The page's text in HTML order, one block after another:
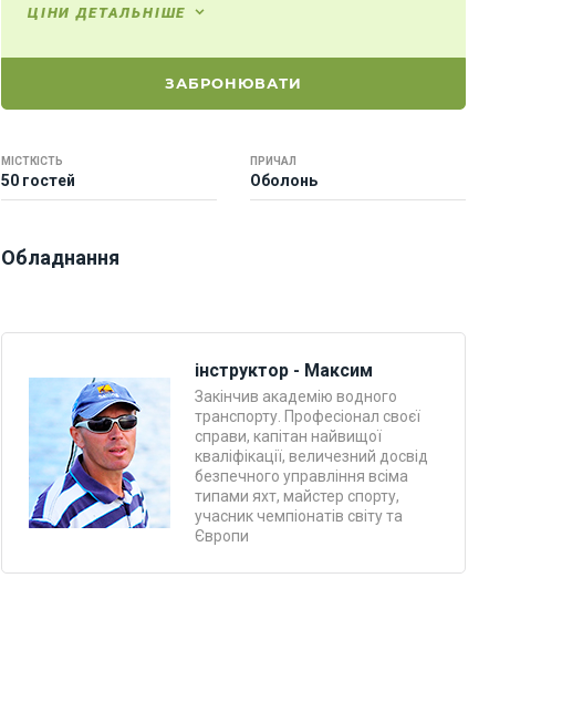
ЦІНИ ДЕТАЛЬНІШЕ
ЗАБРОНЮВАТИ
МІСТКІСТЬ
50 гостей
ПРИЧАЛ
Оболонь
Обладнання
інструктор - Максим
Закінчив академію водного
транспорту. Професіонал своєї
справи, капітан найвищої
кваліфікації, величезний досвід
безпечного управління всіма
типами яхт, майстер спорту,
учасник чемпіонатів світу та
Європи